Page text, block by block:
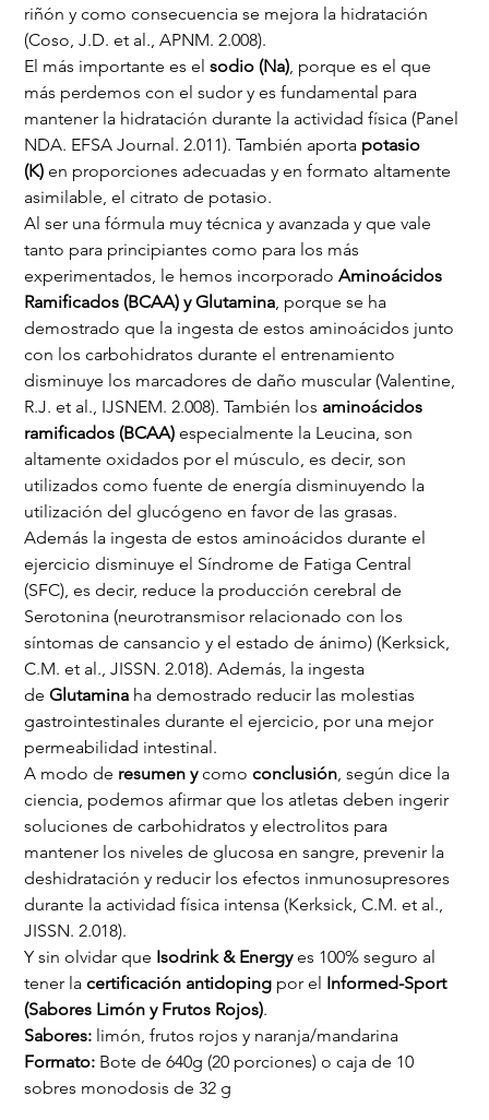
riñón y como consecuencia se mejora la hidratación
(Coso, J.D. et al., APNM. 2.008).
El más importante es el sodio (Na), porque es el que
más perdemos con el sudor y es fundamental para
mantener la hidratación durante la actividad física (Panel
NDA. EFSA Journal. 2.011). También aporta potasio
(K) en proporciones adecuadas y en formato altamente
asimilable, el citrato de potasio.
Al ser una fórmula muy técnica y avanzada y que vale
tanto para principiantes como para los más
experimentados, le hemos incorporado Aminoácidos
Ramificados (BCAA) y Glutamina, porque se ha
demostrado que la ingesta de estos aminoácidos junto
con los carbohidratos durante el entrenamiento
disminuye los marcadores de daño muscular (Valentine,
R.J. et al., IJSNEM. 2.008). También los aminoácidos
ramificados (BCAA) especialmente la Leucina, son
altamente oxidados por el músculo, es decir, son
utilizados como fuente de energía disminuyendo la
utilización del glucógeno en favor de las grasas.
Además la ingesta de estos aminoácidos durante el
ejercicio disminuye el Síndrome de Fatiga Central
(SFC), es decir, reduce la producción cerebral de
Serotonina (neurotransmisor relacionado con los
síntomas de cansancio y el estado de ánimo) (Kerksick,
C.M. et al., JISSN. 2.018). Además, la ingesta
de Glutamina ha demostrado reducir las molestias
gastrointestinales durante el ejercicio, por una mejor
permeabilidad intestinal.
A modo de resumen y como conclusión, según dice la
ciencia, podemos afirmar que los atletas deben ingerir
soluciones de carbohidratos y electrolitos para
mantener los niveles de glucosa en sangre, prevenir la
deshidratación y reducir los efectos inmunosupresores
durante la actividad física intensa (Kerksick, C.M. et al.,
JISSN. 2.018).
Y sin olvidar que Isodrink & Energy es 100% seguro al
tener la certificación antidoping por el Informed-Sport
(Sabores Limón y Frutos Rojos).
Sabores: limón, frutos rojos y naranja/mandarina
Formato: Bote de 640g (20 porciones) o caja de 10
sobres monodosis de 32 g